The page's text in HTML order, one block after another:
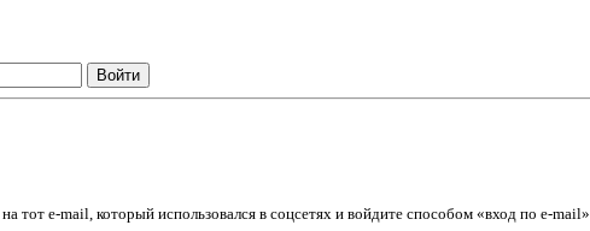
e-mail, который использовался в соцсетях и войдите способом «вход по e-mail».